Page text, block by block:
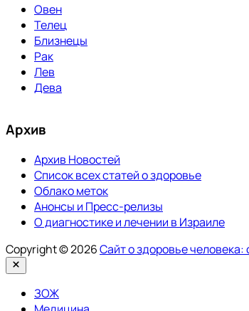
Овен
Телец
Близнецы
Рак
Лев
Дева
Архив
Архив Новостей
Список всех статей о здоровье
Облако меток
Анонсы и Пресс-релизы
О диагностике и лечении в Израиле
Copyright © 2026Сайт о здоровье
Закрыть
ЗОЖ